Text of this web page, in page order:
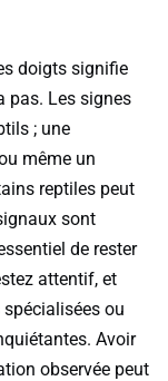
doigts signifie
pas. Les signes
; une
même un
reptiles peut
sont
de rester
attentif, et
spécialisées ou
Avoir
observée peut